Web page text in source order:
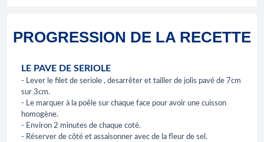
PROGRESSION DE LA RECETTE
LE PAVE DE SERIOLE
- Lever le filet de seriole , desarrêter et tailler de jolis pavé de 7cm
sur 3cm.
- Le marquer à la poêle sur chaque face pour avoir une cuisson
homogène.
- Environ 2 minutes de chaque coté.
- Réserver de côté et assaisonner avec de la fleur de sel.